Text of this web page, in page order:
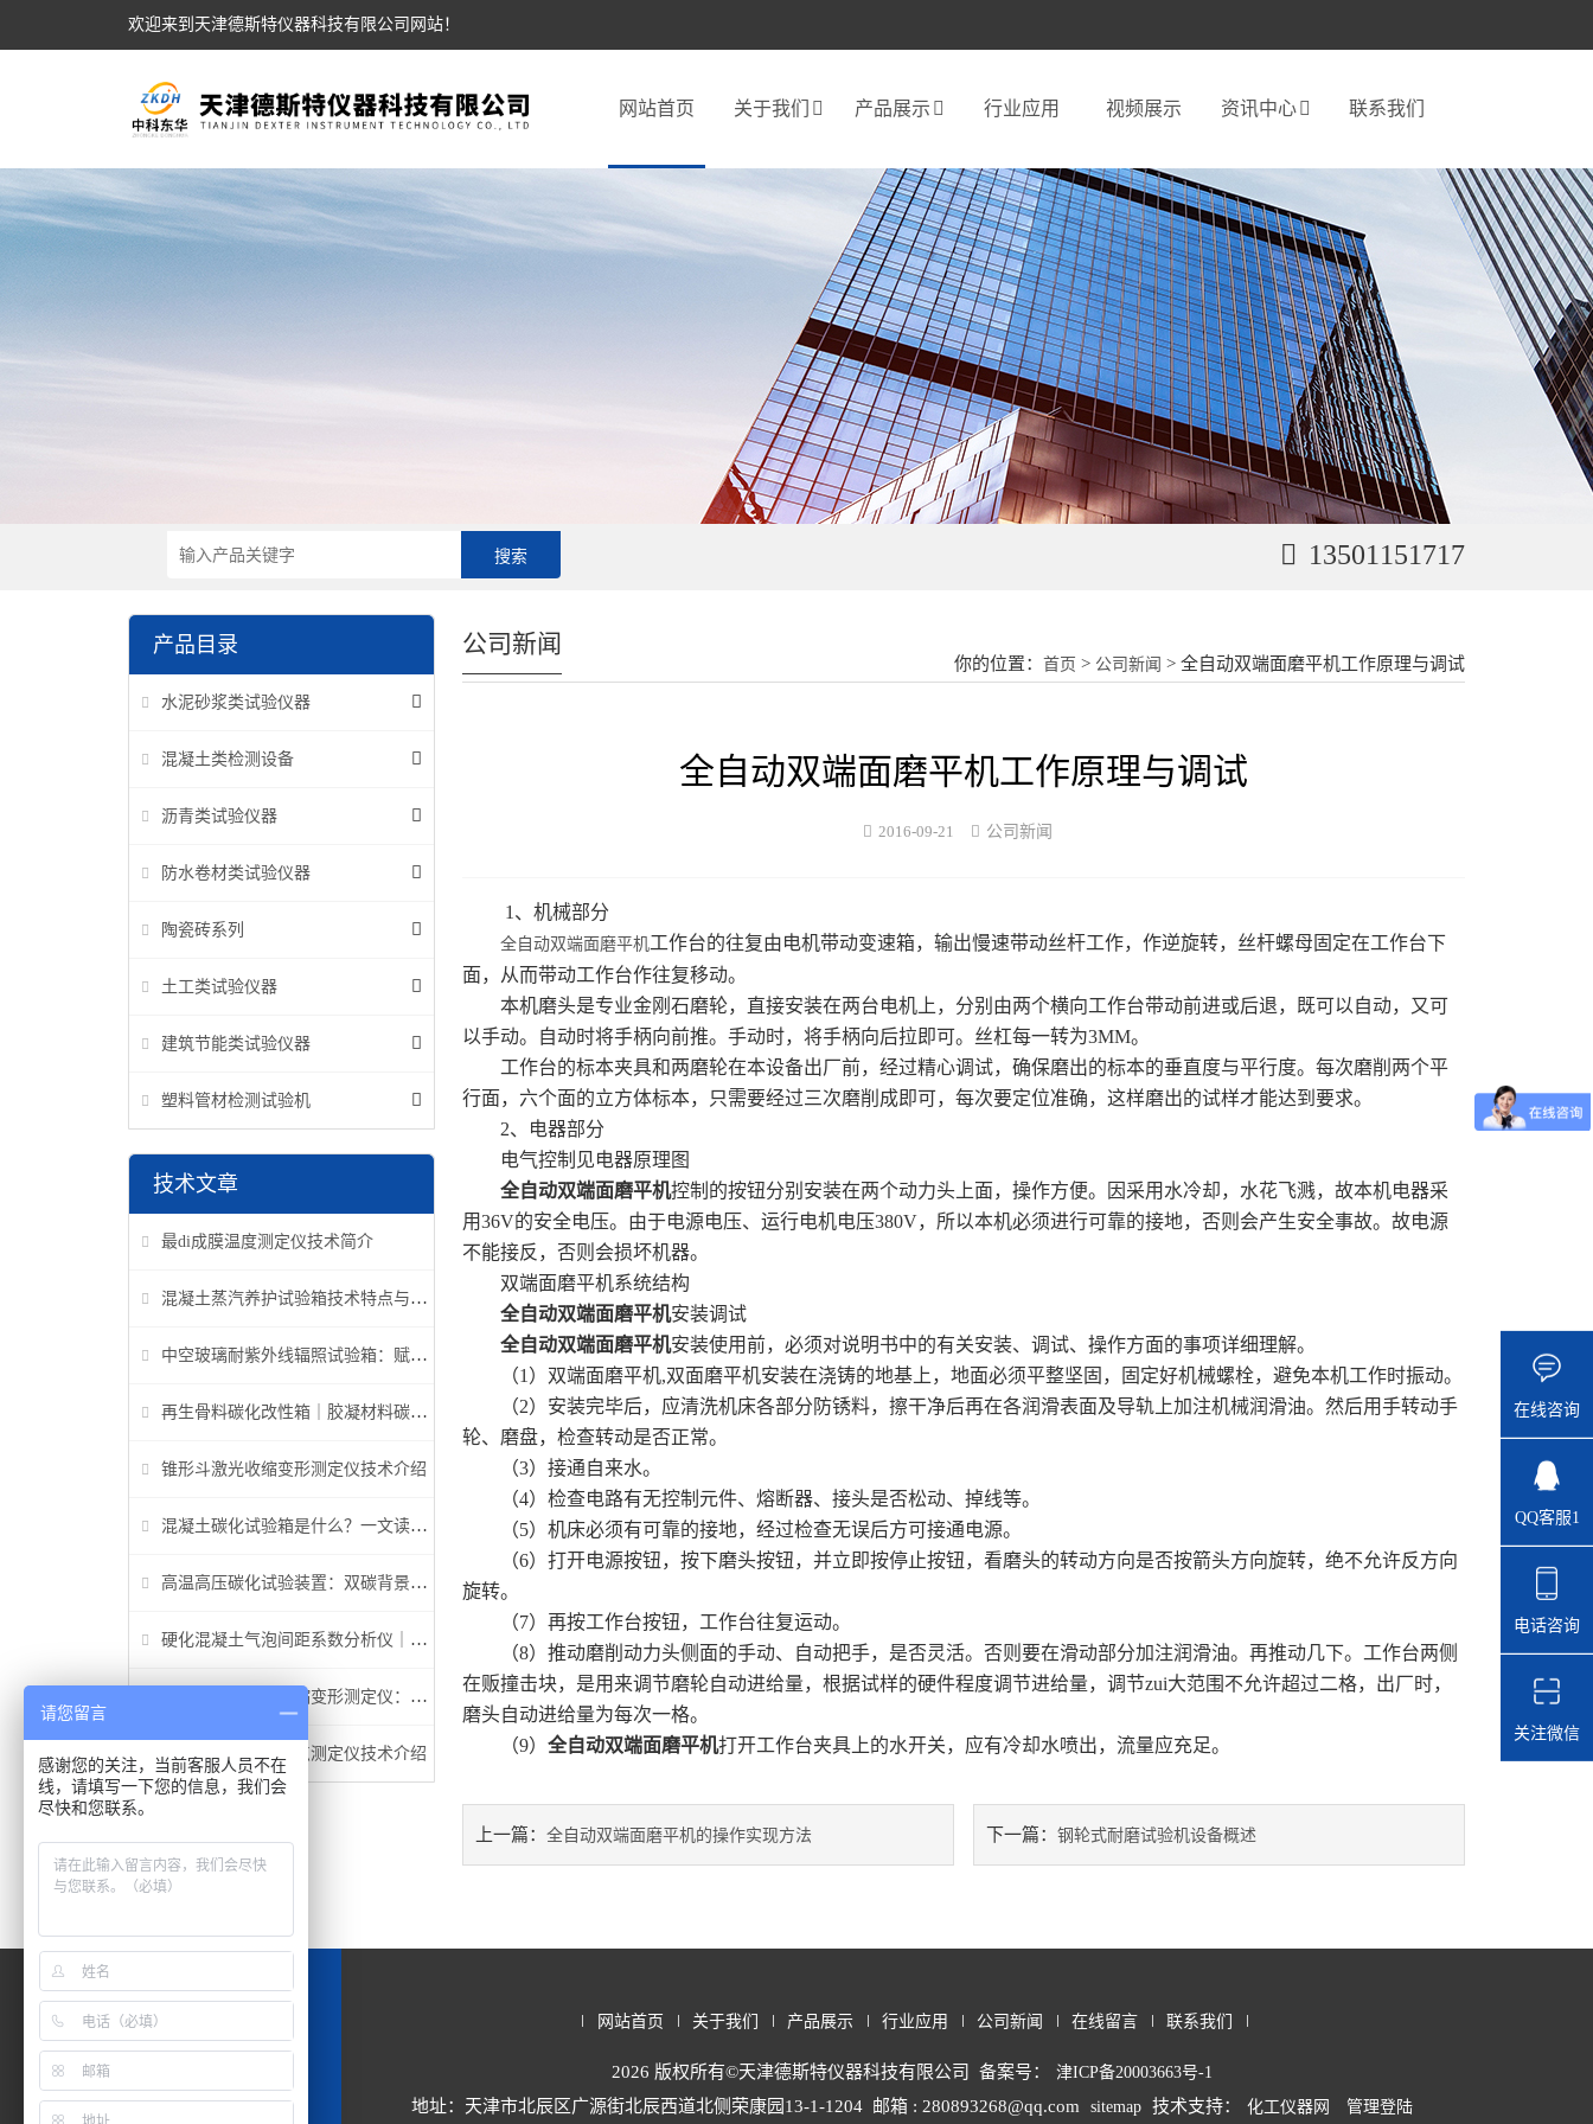
欢迎来到天津德斯特仪器科技有限公司网站！
网站首页 关于我们 产品展示 行业应用 视频展示 资讯中心 联系我们
13501151717
产品目录
水泥砂浆类试验仪器
混凝土类检测设备
沥青类试验仪器
防水卷材类试验仪器
陶瓷砖系列
土工类试验仪器
建筑节能类试验仪器
塑料管材检测试验机
技术文章
最di成膜温度测定仪技术简介
混凝土蒸汽养护试验箱技术特点与应用解析
中空玻璃耐紫外线辐照试验箱：赋能建筑玻璃质量检测新标准
再生骨料碳化改性箱｜胶凝材料碳化机理研究专用设备
锥形斗激光收缩变形测定仪技术介绍
混凝土碳化试验箱是什么？一文读懂它的功能、原理与标准要求
高温高压碳化试验装置：双碳背景下胶凝材料研究核心装备
硬化混凝土气泡间距系数分析仪｜参数检测与行业标准详解
非接触式混凝土收缩变形测定仪：早龄期收缩检测核心设备
新型电脑沥青软化点测定仪技术介绍
你的位置：首页 > 公司新闻 > 全自动双端面磨平机工作原理与调试
公司新闻
全自动双端面磨平机工作原理与调试
2016-09-21 公司新闻
1、机械部分
全自动双端面磨平机工作台的往复由电机带动变速箱，输出慢速带动丝杆工作，作逆旋转，丝杆螺母固定在工作台下
面，从而带动工作台作往复移动。
本机磨头是专业金刚石磨轮，直接安装在两台电机上，分别由两个横向工作台带动前进或后退，既可以自动，又可
以手动。自动时将手柄向前推。手动时，将手柄向后拉即可。丝杠每一转为3MM。
工作台的标本夹具和两磨轮在本设备出厂前，经过精心调试，确保磨出的标本的垂直度与平行度。每次磨削两个平
行面，六个面的立方体标本，只需要经过三次磨削成即可，每次要定位准确，这样磨出的试样才能达到要求。
2、电器部分
电气控制见电器原理图
全自动双端面磨平机控制的按钮分别安装在两个动力头上面，操作方便。因采用水冷却，水花飞溅，故本机电器采
用36V的安全电压。由于电源电压、运行电机电压380V，所以本机必须进行可靠的接地，否则会产生安全事故。故电源
不能接反，否则会损坏机器。
双端面磨平机系统结构
全自动双端面磨平机安装调试
全自动双端面磨平机安装使用前，必须对说明书中的有关安装、调试、操作方面的事项详细理解。
（1）双端面磨平机,双面磨平机安装在浇铸的地基上，地面必须平整坚固，固定好机械螺栓，避免本机工作时振动。
（2）安装完毕后，应清洗机床各部分防锈料，擦干净后再在各润滑表面及导轨上加注机械润滑油。然后用手转动手
轮、磨盘，检查转动是否正常。
（3）接通自来水。
（4）检查电路有无控制元件、熔断器、接头是否松动、掉线等。
（5）机床必须有可靠的接地，经过检查无误后方可接通电源。
（6）打开电源按钮，按下磨头按钮，并立即按停止按钮，看磨头的转动方向是否按箭头方向旋转，绝不允许反方向
旋转。
（7）再按工作台按钮，工作台往复运动。
（8）推动磨削动力头侧面的手动、自动把手，是否灵活。否则要在滑动部分加注润滑油。再推动几下。工作台两侧
在贩撞击块，是用来调节磨轮自动进给量，根据试样的硬件程度调节进给量，调节zui大范围不允许超过二格，出厂时，
磨头自动进给量为每次一格。
（9） 全自动双端面磨平机打开工作台夹具上的水开关，应有冷却水喷出，流量应充足。
上一篇： 全自动双端面磨平机的操作实现方法 下一篇：钢轮式耐磨试验机设备概述
网站首页 关于我们 产品展示 行业应用 公司新闻 在线留言 联系我们
2026 版权所有©天津德斯特仪器科技有限公司 备案号： 津ICP备20003663号-1
地址：天津市北辰区广源街北辰西道北侧荣康园13-1-1204 邮箱 : 280893268@qq.com sitemap 技术支持： 化工仪器网 管理登陆
在线咨询
QQ客服1
电话咨询
关注微信
请您留言
感谢您的关注，当前客服人员不在
线，请填写一下您的信息，我们会
尽快和您联系。